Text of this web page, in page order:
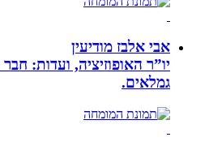
אבי אלבז מודיעין
יו”ר האופוזיציה, ועדות: חבר
גמלאים.